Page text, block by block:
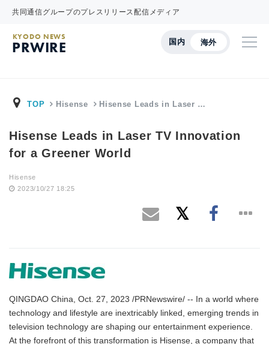
共同通信グループのプレスリリース配信メディア
国内 海外
KYODO NEWS
PRWIRE
TOP Hisense Hisense Leads in Laser …
Hisense Leads in Laser TV Innovation
for a Greener World
Hisense
2023/10/27 18:25
QINGDAO China, Oct. 27, 2023 /PRNewswire/ -- In a world where
technology and lifestyle are inextricably linked, emerging trends in
television technology are shaping our entertainment experience.
At the forefront of this transformation is Hisense, a company that